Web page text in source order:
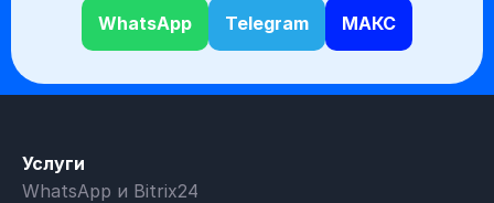
WhatsApp Telegram МАКС
Услуги
WhatsApp и Bitrix24